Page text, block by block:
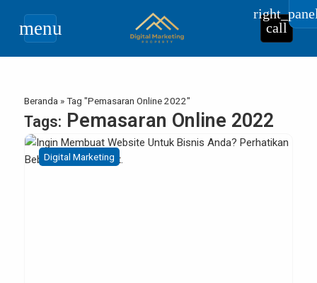
menu call
Beranda »Tag "Pemasaran Online 2022"
Tags: Pemasaran Online 2022
Digital Marketing